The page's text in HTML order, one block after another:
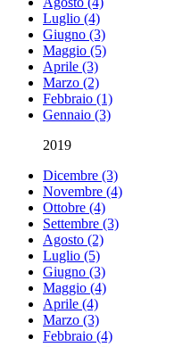
Luglio (4)
Giugno (3)
Maggio (5)
Aprile (3)
Marzo (2)
Febbraio (1)
Gennaio (3)
2019
Dicembre (3)
Novembre (4)
Ottobre (4)
Settembre (3)
Agosto (2)
Luglio (5)
Giugno (3)
Maggio (4)
Aprile (4)
Marzo (3)
Febbraio (4)